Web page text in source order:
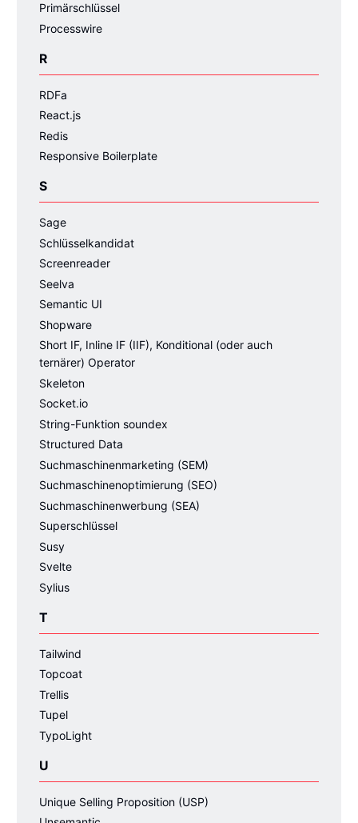
Primärschlüssel
Processwire
R
RDFa
React.js
Redis
Responsive Boilerplate
S
Sage
Schlüsselkandidat
Screenreader
Seelva
Semantic UI
Shopware
Short IF, Inline IF (IIF), Konditional (oder auch
ternärer) Operator
Skeleton
Socket.io
String-Funktion soundex
Structured Data
Suchmaschinenmarketing (SEM)
Suchmaschinenoptimierung (SEO)
Suchmaschinenwerbung (SEA)
Superschlüssel
Susy
Svelte
Sylius
T
Tailwind
Topcoat
Trellis
Tupel
TypoLight
U
Unique Selling Proposition (USP)